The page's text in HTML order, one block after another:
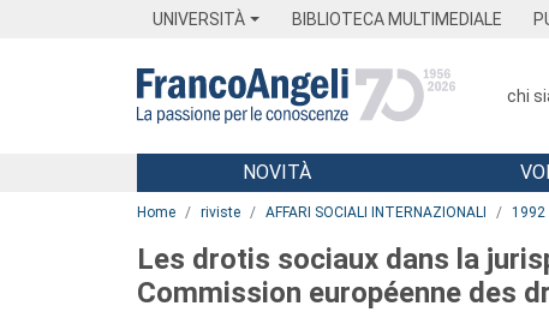
UNIVERSITÀ BIBLIOTECA MULTIMEDIALE
chi
Menu
NOVITÀ
Home riviste AFFARI SOCIALI INTERNAZIONALI 1992
Les drotis sociaux dans la
Commission européenne des